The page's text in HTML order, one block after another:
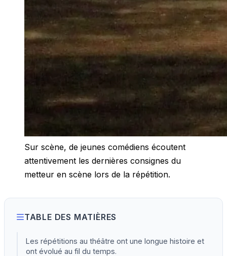
Sur scène, de jeunes comédiens écoutent
attentivement les dernières consignes du
metteur en scène lors de la répétition.
TABLE DES MATIÈRES
Les répétitions au théâtre ont une longue histoire et
ont évolué au fil du temps.